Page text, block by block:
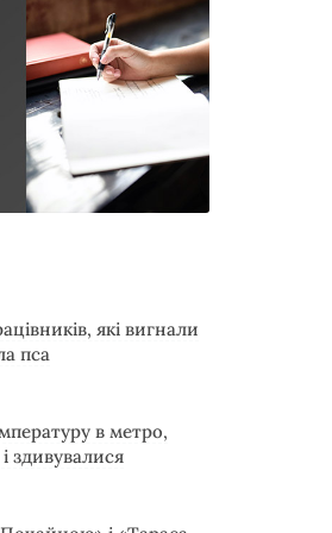
які вигнали
пса
в метро,
здивувалися